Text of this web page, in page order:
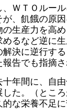
ＷＴＯルー
が、飢餓の原
の生産力を高
めるなど逆に
解決に逆行す
報告でも指摘
年間に、自
した。（とこ
的な栄養不足